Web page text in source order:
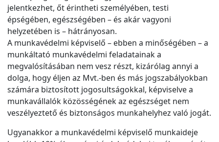
jelentkezhet, őt érintheti személyében, testi
épségében, egészségében – és akár vagyoni
helyzetében is – hátrányosan.
A munkavédelmi képviselő – ebben a minőségében – a
munkáltató munkavédelmi feladatainak a
megvalósításában nem vesz részt, kizárólag annyi a
dolga, hogy éljen az Mvt.-ben és más jogszabályokban
számára biztosított jogosultságokkal, képviselve a
munkavállalók közösségének az egészséget nem
veszélyeztető és biztonságos munkahelyhez való jogát.
Ugyanakkor a munkavédelmi képviselő munkaideje